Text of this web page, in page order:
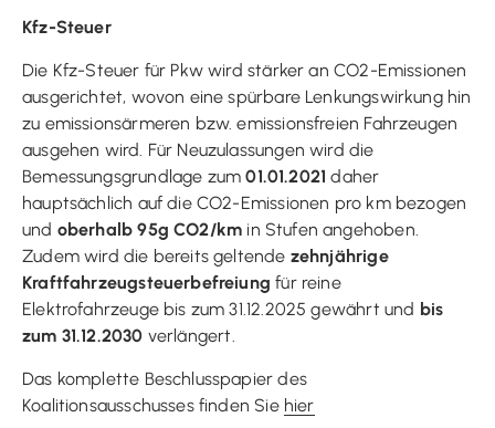
Kfz-Steuer
Die Kfz-Steuer für Pkw wird stärker an CO2-Emissionen
ausgerichtet, wovon eine spürbare Lenkungswirkung hin
zu emissionsärmeren bzw. emissionsfreien Fahrzeugen
ausgehen wird. Für Neuzulassungen wird die
Bemessungsgrundlage zum01.01.2021 daher
hauptsächlich auf die CO2-Emissionen pro km bezogen
und oberhalb 95g CO2/km in Stufen angehoben.
Zudem wird die bereits geltende zehnjährige
Kraftfahrzeugsteuerbefreiung für reine
Elektrofahrzeuge bis zum 31.12.2025 gewährt und bis
zum 31.12.2030 verlängert.
Das komplette Beschlusspapier des
Koalitionsausschusses finden Sie hier